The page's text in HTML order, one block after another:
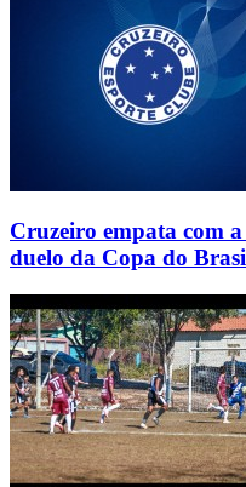
Cruzeiro empata com
duelo da Copa do